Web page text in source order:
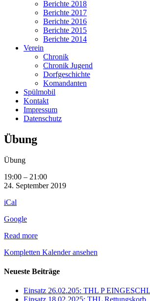
Berichte 2018
Berichte 2017
Berichte 2016
Berichte 2015
Berichte 2014
Verein
Chronik
Chronik Jugend
Dorfgeschichte
Komandanten
Spülmobil
Kontakt
Impressum
Datenschutz
Übung
Übung
19:00 – 21:00
24. September 2019
iCal
Google
Read more
Kompletten Kalender ansehen
Neueste Beiträge
Einsatz 26.02.205: THL P